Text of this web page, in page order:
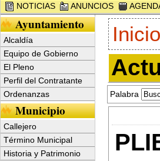
NOTICIAS
ANUNCIOS
Ayuntamiento
Alcaldía
Equipo de Gobierno
El Pleno
Perfil del Contratante
Ordenanzas
Municipio
Callejero
Término Municipal
Historia y Patrimonio
Inicio
Palabra